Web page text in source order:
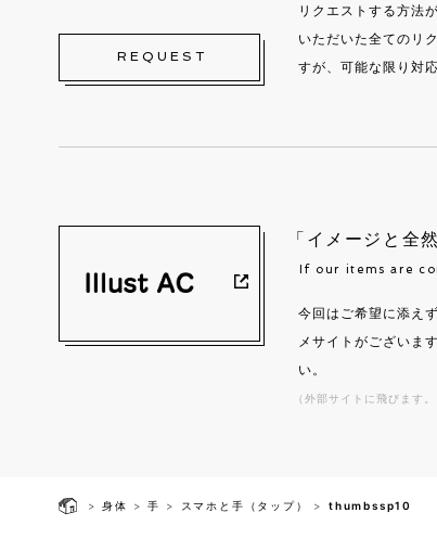
リクエストする方法
いただいた全てのリ
すが、可能な限り対
REQUEST
「イメージと全
If our items are
今回はご希望に添え
メサイトがございま
い。
（外部サイトに飛びます
>身体 >手 > スマホと手（タップ） >thumbssp10